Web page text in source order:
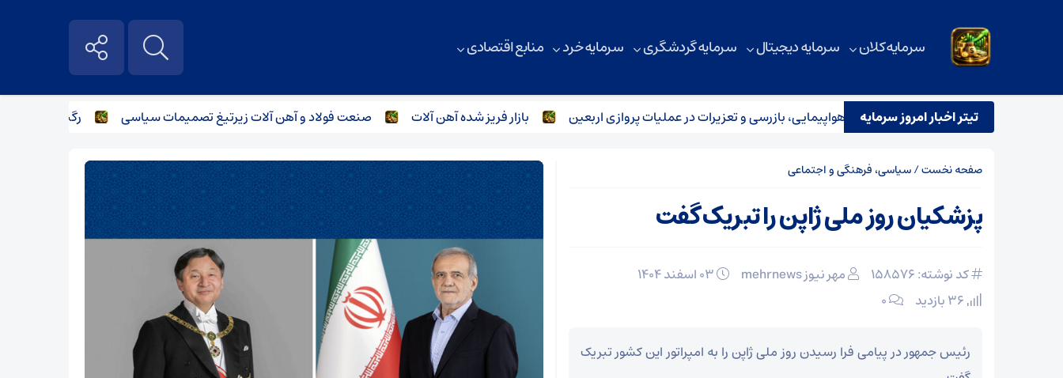
سرمایه کلان سرمایه دیجیتال سرمایه گردشگری سرمایه خرد منابع اقتصادی
تیتر اخبار امروز سرمایه
استقرار تیم مشترک نظارتی سازمان هواپیمایی، بازرسی و تعزیرات در عملیات پروازی اربعین بازار فریز شده آهن آلات صنعت فولاد و آهن آلات زیر‌تیغ تصمیمات سیاسی رگبار پراکنده در
صفحه نخست/سیاسی، فرهنگی و اجتماعی
پزشکیان روز ملی ژاپن را تبریک گفت
کد نوشته: 158576 مهر نیوز mehrnews
۰
رئیس جمهور در پیامی فرا رسیدن روز ملی ژاپن را به امپراتور این کشور تبریک